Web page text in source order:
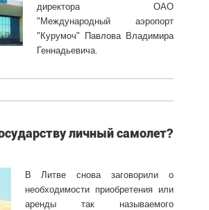
директора ОАО
"Международный аэропорт
"Курумоч" Павлова Владимира
Геннадьевича.
личный самолет?
В Литве снова заговорили о
необходимости приобретения или
аренды так называемого